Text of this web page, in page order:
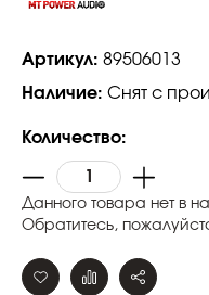
Артикул: 89506013
Наличие: Снят с
Количество:
Данного товара нет в
Обратитесь,